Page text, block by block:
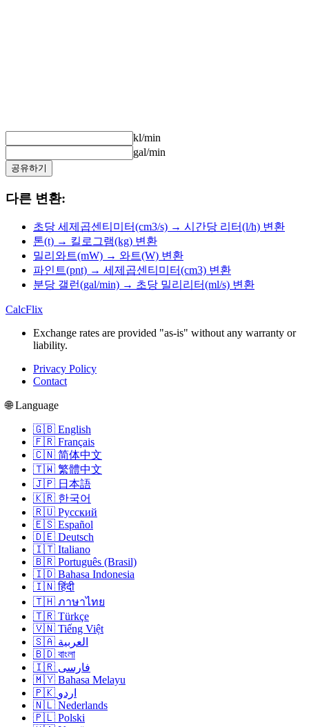
kl/min
gal/min
공유하기
다른 변환:
초당 세제곱센티미터(cm3/s) → 시간당 리터(l/h) 변환
톤(t) → 킬로그램(kg) 변환
밀리와트(mW) → 와트(W) 변환
파인트(pnt) → 세제곱센티미터(cm3) 변환
분당 갤런(gal/min) → 초당 밀리리터(ml/s) 변환
CalcFlix
Exchange rates are provided "as-is" without any warranty or
liability.
Privacy Policy
Contact
🌐 Language
🇬🇧 English
🇫🇷 Français
🇨🇳 简体中文
🇹🇼 繁體中文
🇯🇵 日本語
🇰🇷 한국어
🇷🇺 Русский
🇪🇸 Español
🇩🇪 Deutsch
🇮🇹 Italiano
🇧🇷 Português (Brasil)
🇮🇩 Bahasa Indonesia
🇮🇳 हिंदी
🇹🇭 ภาษาไทย
🇹🇷 Türkçe
🇻🇳 Tiếng Việt
🇸🇦 العربية
🇧🇩 বাংলা
🇮🇷 فارسی
🇲🇾 Bahasa Melayu
🇵🇰 اردو
🇳🇱 Nederlands
🇵🇱 Polski